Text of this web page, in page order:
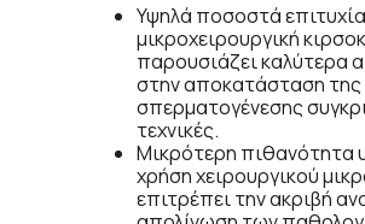
Υψηλά ποσοστά
μικροχειρουργική
παρουσιάζει καλύτερα
στην αποκατάσταση της
σπερματογένεσης
τεχνικές.
Μικρότερη πιθανότητα
χρήση χειρουργικού
επιτρέπει την ακριβή